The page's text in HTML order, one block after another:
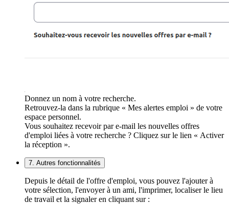
Donnez un nom à votre recherche.
Retrouvez-la dans la rubrique « Mes alertes emploi » de votre
espace personnel.
Vous souhaitez recevoir par e-mail les nouvelles offres
d'emploi liées à votre recherche ? Cliquez sur le lien « Activer
la réception ».
7. Autres fonctionnalités
Depuis le détail de l'offre d'emploi, vous pouvez l'ajouter à
votre sélection, l'envoyer à un ami, l'imprimer, localiser le lieu
de travail et la signaler en cliquant sur :